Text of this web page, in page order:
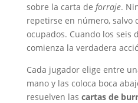
sobre la carta de forraje.
repetirse en número, salvo
ocupados. Cuando los seis
comienza la verdadera
Cada jugador elige entre
mano y las coloca boca
resuelven las cartas de